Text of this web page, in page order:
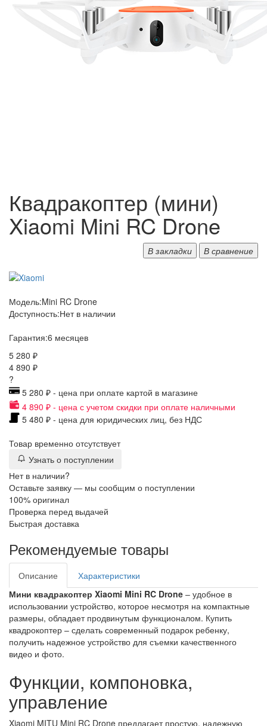
Квадракоптер (мини)
Xiaomi Mini RC Drone
В закладки В сравнение
Модель:Mini RC Drone
Доступность:Нет в наличии
Гарантия:6 месяцев
5 280 ₽
4 890 ₽
?
5 280 ₽ - цена при оплате картой в магазине
4 890 ₽ - цена с учетом скидки при оплате наличными
5 480 ₽ - цена для юридических лиц, без НДС
Товар временно отсутствует
Узнать о поступлении
Нет в наличии?
Оставьте заявку — мы сообщим о поступлении
100% оригинал
Проверка перед выдачей
Быстрая доставка
Рекомендуемые товары
Описание
Характеристики
Мини квадракоптер Xiaomi Mini RC Drone – удобное в
использовании устройство, которое несмотря на компактные
размеры, обладает продвинутым функционалом. Купить
квадрокоптер – сделать современный подарок ребенку,
получить надежное устройство для съемки качественного
видео и фото.
Функции, компоновка,
управление
Xiaomi MITU Mini RC Drone предлагает простую, надежную